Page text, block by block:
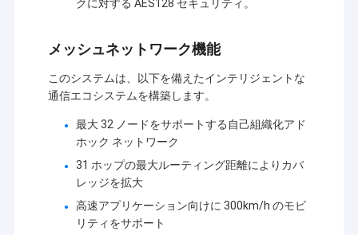
わたしたち に つい て
クに対する AES128 セキュリティ。
メッシュネットワーク機能
このシステムは、以下を備えたインテリジェントな
通信エコシステムを構築します。
最大 32 ノードをサポートする自己組織化アド
ホック ネットワーク
31 ホップの最大ルーティング距離によりカバ
レッジを拡大
高速アプリケーション向けに 300km/h のモビ
リティをサポート
シェンゼン・シノサン・テクノロジー・コー・リテッド
は,1996年から製品開発,アプリケーション,ネットワーク
エンジニアリングなどの無線データ転送サービスに従事
しています.